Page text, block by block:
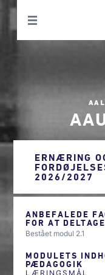
ERNÆRING
2026/2027
ANBEFALEDE
FOR AT
Bestået modul 2.1
MODULETS
PÆDAGOGIK
LÆRINGSMÅL